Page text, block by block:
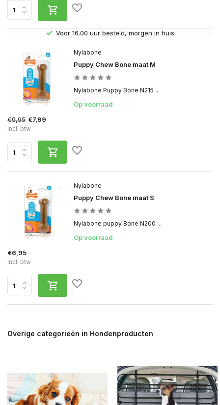
Nylabone
Puppy Chew Bone maat S
Nylabone puppy Bone N200 ...
Op voorraad
€6,95
Incl. btw
Nylabone
Puppy Chew Bone maat M
Nylabone Puppy Bone N215 ...
Op voorraad
€9,95 €7,99
Incl. btw
Gratis verzending v.a. € 40,- (Alleen Nederland)
Overige categorieën in Hondenproducten